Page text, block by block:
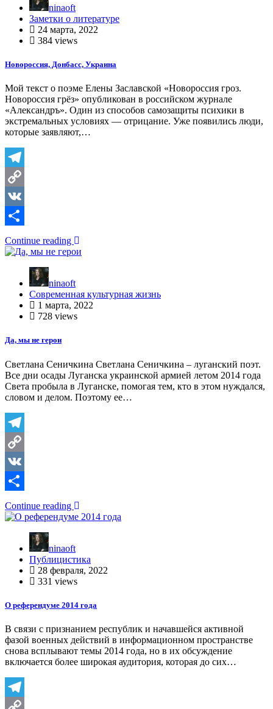
ninaoft
Заметки о литературе
24 марта, 2022
384 views
Новороссия, Донбасс, Украина
Мой текст о поэме Елены Заславской «Новороссия гроз.
Новороссия грёз» опубликован в российском журнале
«Александръ». Один из способов самозащиты психики в
экстремальных условиях — отрицание. Уже появились люди,
которые заявляют,…
Telegram
Copy
Link
VK
Отправить
Continue reading
ninaoft
Современная культурная жизнь
1 марта, 2022
728 views
Да, мы не герои
Светлана Сеничкина Светлана Сеничкина – луганский поэт.
Все дни осады Луганска украинской армией летом 2014 года
Света пробыла в Луганске, помогая тем, кто в этом нуждался,
словом и делом. Поэтому ее…
Telegram
Copy
Link
VK
Отправить
Continue reading
ninaoft
Публицистика
28 февраля, 2022
331 views
О референдуме 2014 года
В связи с признанием республик и начавшейся активной
фазой военных действий в информационном пространстве
снова всплывают темы 2014 года, но в их обсуждение
включается более широкая аудитория, которая до сих…
Telegram